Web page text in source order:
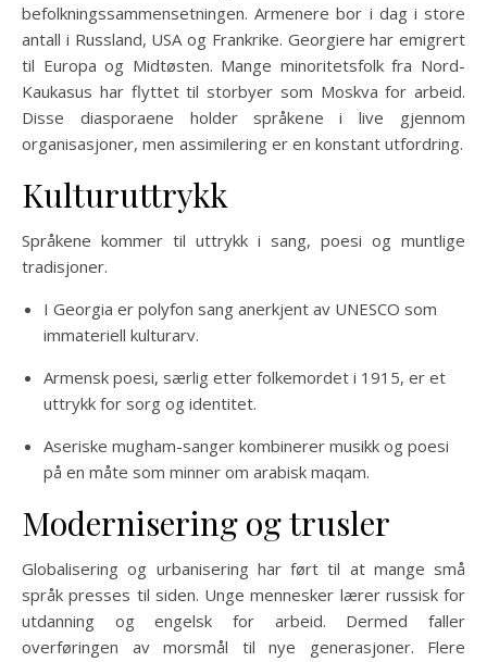
befolkningssammensetningen. Armenere bor i dag i store
antall i Russland, USA og Frankrike. Georgiere har emigrert
til Europa og Midtøsten. Mange minoritetsfolk fra Nord-
Kaukasus har flyttet til storbyer som Moskva for arbeid.
Disse diasporaene holder språkene i live gjennom
organisasjoner, men assimilering er en konstant utfordring.
Kulturuttrykk
Språkene kommer til uttrykk i sang, poesi og muntlige
tradisjoner.
I Georgia er polyfon sang anerkjent av UNESCO som
immateriell kulturarv.
Armensk poesi, særlig etter folkemordet i 1915, er et
uttrykk for sorg og identitet.
Aseriske mugham-sanger kombinerer musikk og poesi
på en måte som minner om arabisk maqam.
Modernisering og trusler
Globalisering og urbanisering har ført til at mange små
språk presses til siden. Unge mennesker lærer russisk for
utdanning og engelsk for arbeid. Dermed faller
overføringen av morsmål til nye generasjoner. Flere